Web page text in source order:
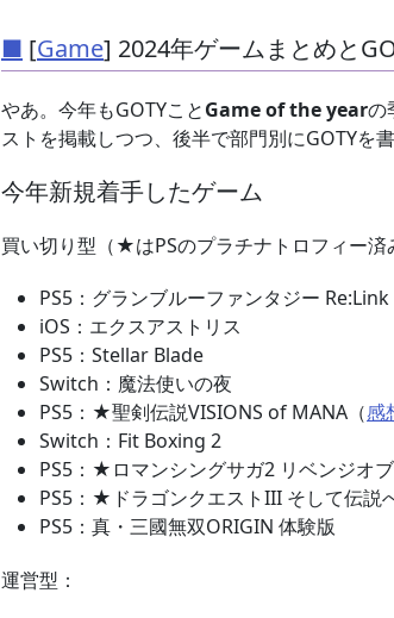
■ [Game] 2024年ゲームまとめと
やあ。今年もGOTYことGame of the yearの
ストを掲載しつつ、後半で部門別にGOTYを書
今年新規着手したゲーム
買い切り型（★はPSのプラチナトロフィー済
PS5：グランブルーファンタジー Re:Link
iOS：エクスアストリス
PS5：Stellar Blade
Switch：魔法使いの夜
PS5：★聖剣伝説VISIONS of MANA（感
Switch：Fit Boxing 2
PS5：★ロマンシングサガ2 リベンジオ
PS5：★ドラゴンクエストIII そして伝説
PS5：真・三國無双ORIGIN 体験版
運営型：